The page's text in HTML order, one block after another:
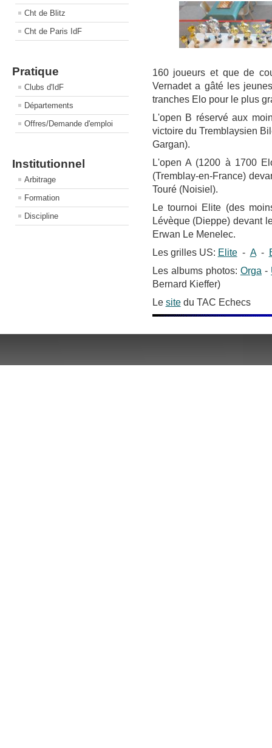
Cht de Blitz
Cht de Paris IdF
Pratique
Clubs d'IdF
Départements
Offres/Demande d'emploi
Institutionnel
Arbitrage
Formation
Discipline
160 joueurs et que de
Vernadet a gâté les
tranches Elo pour le plus
L'open B réservé aux
victoire du Tremblaysien
Gargan).
L'open A (1200 à 1700
(Tremblay-en-France)
Touré (Noisiel).
Le tournoi Elite (des
Lévèque (Dieppe) devant
Erwan Le Menelec.
Les grilles US: Elite- A-
Les albums photos: Orga -
Bernard Kieffer)
Le sitedu TAC Echecs